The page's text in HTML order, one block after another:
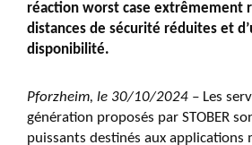
réaction worst case extrêmement
distances de sécurité réduites et
disponibilité.
Pforzheim, le 30/10/2024 – Les
génération proposés par STOBER
puissants destinés aux applications